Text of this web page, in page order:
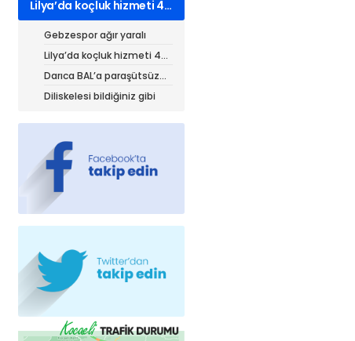
Lilya’da koçluk hizmeti 4
kurumdan 7 belgeli
Gebzespor ağır yaralı
Lilya’da koçluk hizmeti 4
kurumdan 7 belgeli
Darıca BAL’a paraşütsüz
iniyor!
Diliskelesi bildiğiniz gibi